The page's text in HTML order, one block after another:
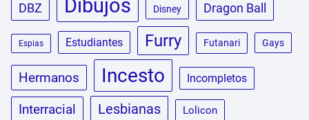
DBZ Dibujos Disney Dragon Ball
Espias Estudiantes Furry Futanari Gays
Hermanos Incesto Incompletos
Interracial Lesbianas Lolicon